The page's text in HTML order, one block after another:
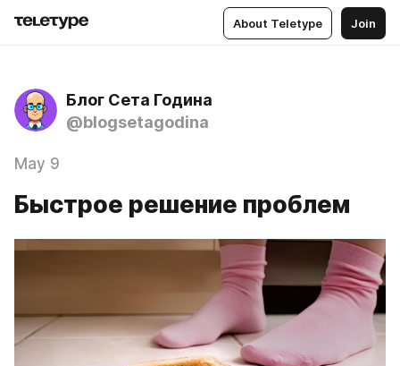
About Teletype Join
Блог Сета Година
@blogsetagodina
May 9
Быстрое решение проблем